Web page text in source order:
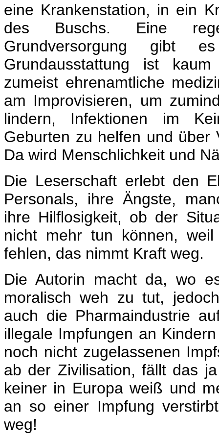
eine Krankenstation, in ein
des Buschs. Eine
Grundversorgung gibt
Grundausstattung ist
zumeist ehrenamtliche
am Improvisieren, um
lindern, Infektionen im
Geburten zu helfen und über
Da wird Menschlichkeit und
Die Leserschaft erlebt den
Personals, ihre Ängste,
ihre Hilflosigkeit, ob der
nicht mehr tun können,
fehlen, das nimmt Kraft weg.
Die Autorin macht da, wo
moralisch weh zu tut,
auch die Pharmaindustrie
illegale Impfungen an
noch nicht zugelassenen
ab der Zivilisation, fällt das
keiner in Europa weiß und
an so einer Impfung
weg!